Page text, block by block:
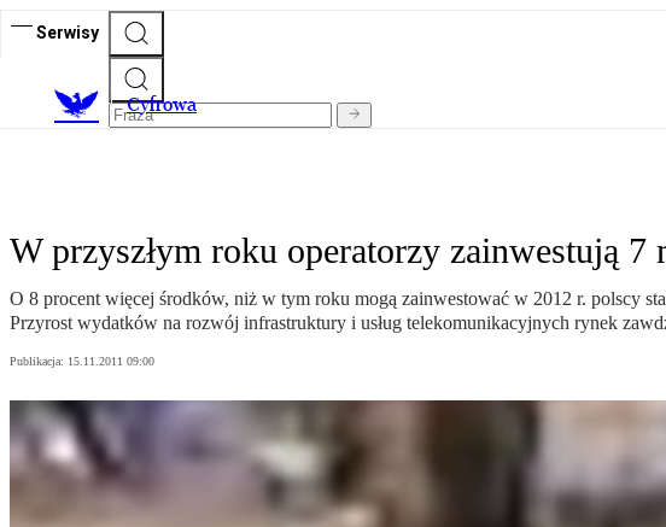
Serwisy
Cyfrowa
W przyszłym roku operatorzy zainwestują 7
O 8 procent więcej środków, niż w tym roku mogą zainwestować w 2012 r. polscy
Przyrost wydatków na rozwój infrastruktury i usług telekomunikacyjnych rynek
Publikacja: 15.11.2011 09:00